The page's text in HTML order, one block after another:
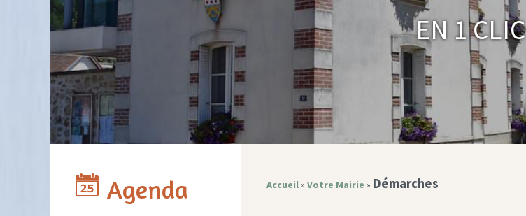
En 1 clic
Agenda Accueil» Votre Mairie » Démarches